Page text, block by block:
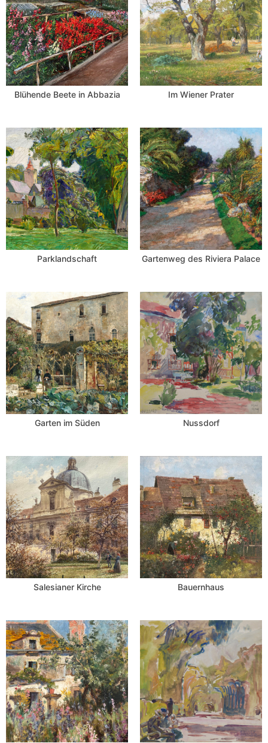
Blühende Beete in Abbazia Im Wiener Prater
Parklandschaft Gartenweg des Riviera Palace
Garten im Süden Nussdorf
Salesianer Kirche Bauernhaus